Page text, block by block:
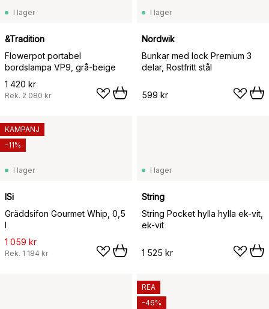
I lager
&Tradition
Flowerpot portabel
bordslampa VP9, grå-beige
1 420 kr
Rek. 2 080 kr
I lager
Nordwik
Bunkar med lock Premium 3
delar, Rostfritt stål
599 kr
I lager
ISi
Gräddsifon Gourmet Whip, 0,5
l
1 059 kr
Rek. 1 184 kr
KAMPANJ
-11%
I lager
String
String Pocket hylla hylla ek-vit,
ek-vit
1 525 kr
REA
-46%